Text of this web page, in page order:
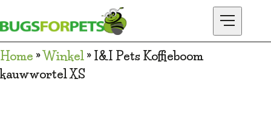
ONTDEK BUGSFORPETS
Home »Winkel » I&I Pets Koffieboom
kauwwortel XS